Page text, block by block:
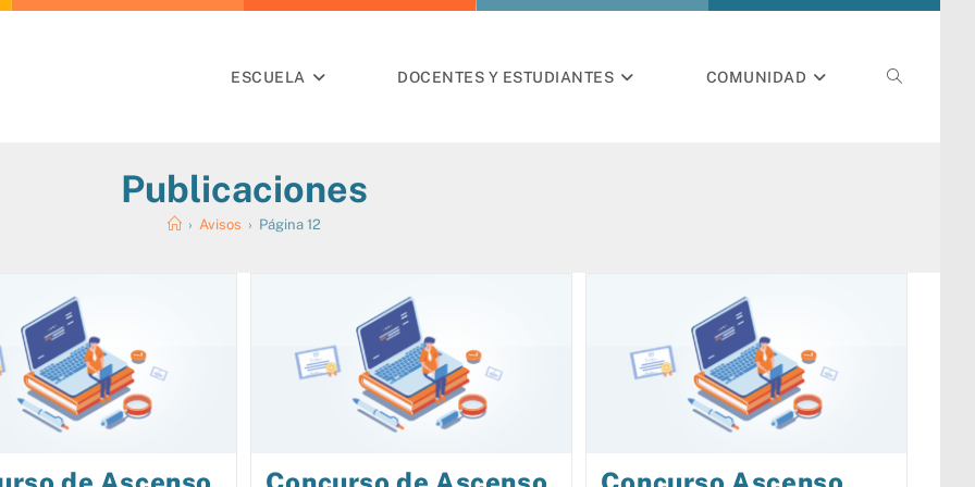
ESCUELA DOCENTES Y ESTUDIANTES COMUNIDAD
Publicaciones
› Avisos › Página 12